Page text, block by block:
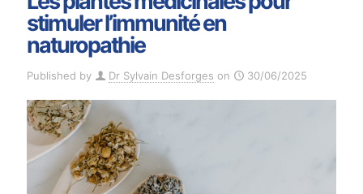
stimuler l’immunité en
naturopathie
Published by Dr Sylvain Desforges on 30/06/2025